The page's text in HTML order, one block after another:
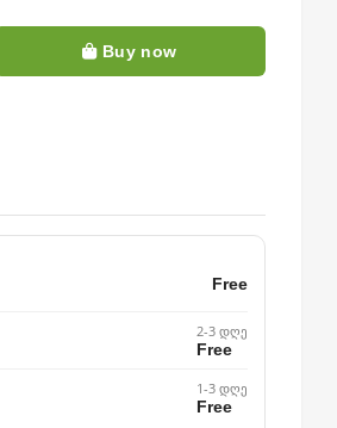
Buy now
Free
2-3 დღე
Free
1-3 დღე
Free